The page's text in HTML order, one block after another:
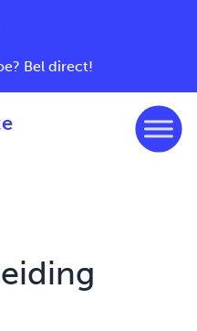
Bel direct!